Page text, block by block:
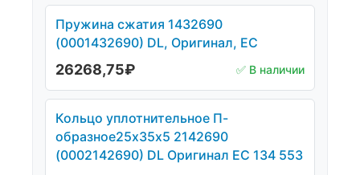
Пружина сжатия 1432690
(0001432690) DL, Оригинал, ЕС
26268,75₽ ✅ В наличии
Кольцо уплотнительное П-
образное25х35х5 2142690
(0002142690) DL Оригинал ЕС 134 553